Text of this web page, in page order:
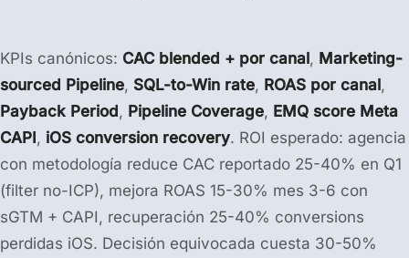
KPIs canónicos: CAC blended + por canal, Marketing-
sourced Pipeline, SQL-to-Win rate, ROAS por canal,
Payback Period, Pipeline Coverage, EMQ score Meta
CAPI, iOS conversion recovery. ROI esperado: agencia
con metodología reduce CAC reportado 25-40% en Q1
(filter no-ICP), mejora ROAS 15-30% mes 3-6 con
sGTM + CAPI, recuperación 25-40% conversions
perdidas iOS. Decisión equivocada cuesta 30-50%